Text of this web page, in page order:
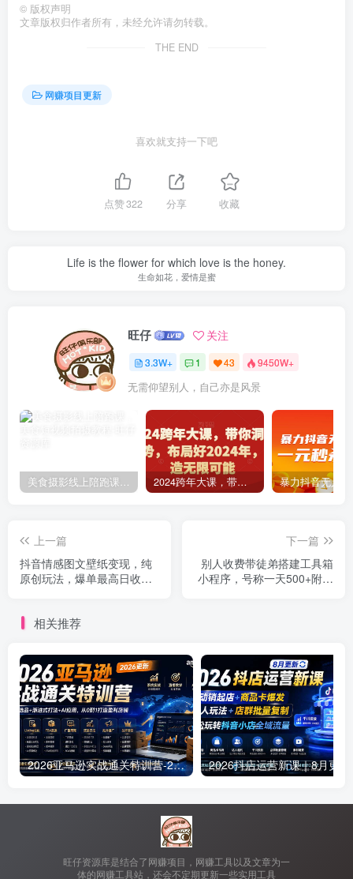
© 版权声明
文章版权归作者所有，未经允许请勿转载。
THE END
网赚项目更新
喜欢就支持一下吧
点赞322 分享 收藏
Life is the flower for which love is the honey.
生命如花，爱情是蜜
旺仔 关注
3.3W+ 1 43 9450W+
无需仰望别人，自己亦是风景
美食摄影线上陪跑课，美食短视频拍摄教程 2024跨年大课，​带你洞察趋势，布局好2024年，创造无限可能
上一篇
抖音情感图文壁纸变现，纯
原创玩法，爆单最高日收益
下一篇
别人收费带徒弟搭建工具箱
小程序，号称一天500+附带
相关推荐
2026亚马逊实战通关特训营-2026更新，多维选品+渐进式打法+AI应用，从0到1打造盈利店铺
旺仔资源库是结合了网赚项目，网赚工具以及文章为一
体的网赚工具站，还会不定期更新一些实用工具